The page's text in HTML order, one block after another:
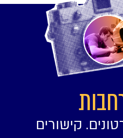
קישורים